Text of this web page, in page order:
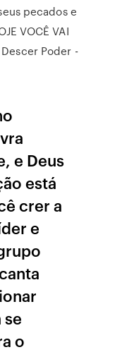
pecados e
VOCÊ VAI
Descer Poder -
e Deus
está
crer a
e
o